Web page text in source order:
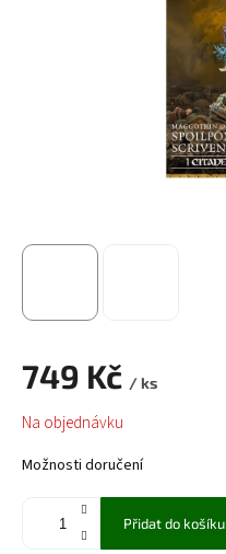
749 Kč / ks
Měrná
cena:
Na objednávku
Možnosti doručení
Přidat do košíku